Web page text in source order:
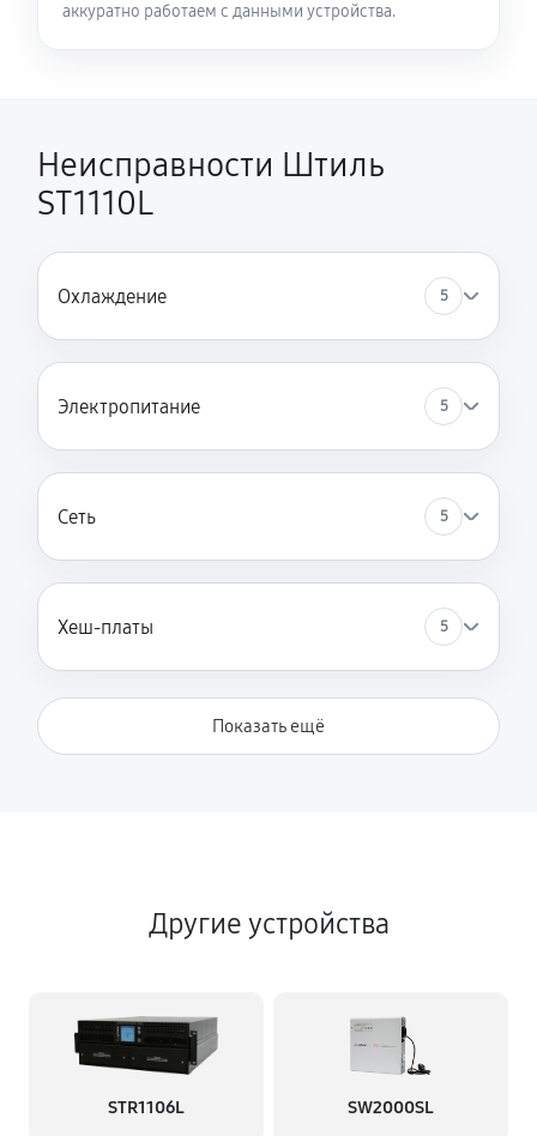
аккуратно работаем с данными устройства.
Неисправности Штиль
ST1110L
Охлаждение 5
Электропитание 5
Сеть 5
Хеш-платы 5
Показать ещё
Другие устройства
STR1106L SW2000SL